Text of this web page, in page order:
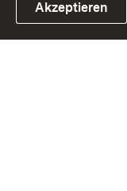
Link zum
Akzeptieren